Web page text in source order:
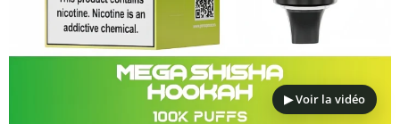
▶ Voir la vidéo